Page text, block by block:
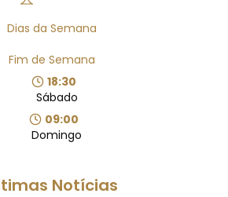
Dias da Semana
Fim de Semana
18:30
Sábado
09:00
Domingo
Notícias